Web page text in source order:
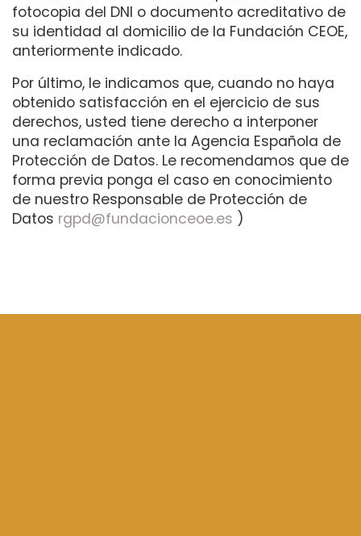
fotocopia del DNI o documento acreditativo de
su identidad al domicilio de la Fundación CEOE,
anteriormente indicado.
Por último, le indicamos que, cuando no haya
obtenido satisfacción en el ejercicio de sus
derechos, usted tiene derecho a interponer
una reclamación ante la Agencia Española de
Protección de Datos. Le recomendamos que de
forma previa ponga el caso en conocimiento
de nuestro Responsable de Protección de
Datos rgpd@fundacionceoe.es )